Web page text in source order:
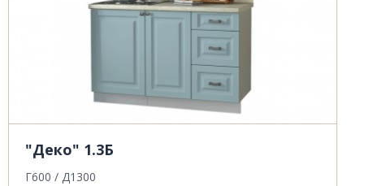
"Деко" 1.3Б
Г600 / Д1300